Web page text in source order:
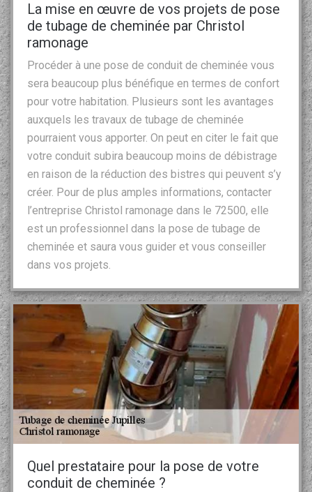
La mise en œuvre de vos projets de pose
de tubage de cheminée par Christol
ramonage
Procéder à une pose de conduit de cheminée vous
sera beaucoup plus bénéfique en termes de confort
pour votre habitation. Plusieurs sont les avantages
auxquels les travaux de tubage de cheminée
pourraient vous apporter. On peut en citer le fait que
votre conduit subira beaucoup moins de débistrage
en raison de la réduction des bistres qui peuvent s’y
créer. Pour de plus amples informations, contacter
l’entreprise Christol ramonage dans le 72500, elle
est un professionnel dans la pose de tubage de
cheminée et saura vous guider et vous conseiller
dans vos projets.
Quel prestataire pour la pose de votre
conduit de cheminée ?